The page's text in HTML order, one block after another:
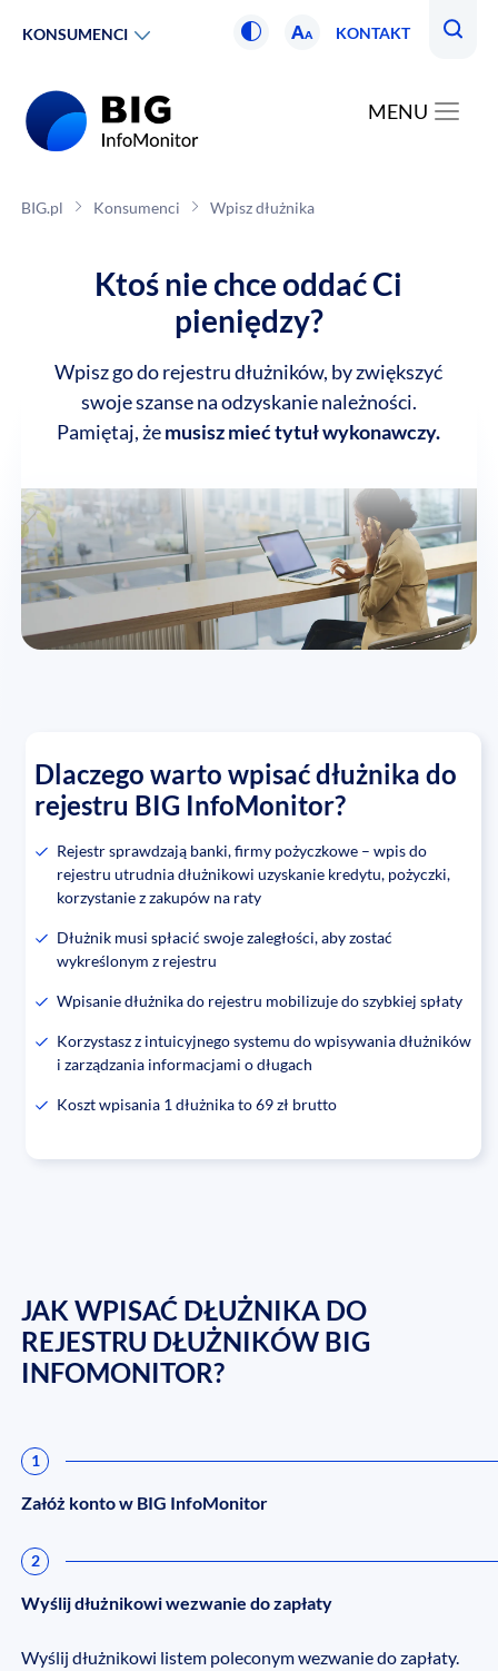
KONSUMENCI AA KONTAKT
MENU
BIG.pl Konsumenci Wpisz dłużnika
Ktoś nie chce oddać Ci
pieniędzy?
Wpisz go do rejestru dłużników, by zwiększyć
swoje szanse na odzyskanie należności.
Pamiętaj, żemusisz mieć tytuł wykonawczy.
Dlaczego warto wpisać dłużnika do
rejestru BIG InfoMonitor?
Rejestr sprawdzają banki, firmy pożyczkowe – wpis do
rejestru utrudnia dłużnikowi uzyskanie kredytu, pożyczki,
korzystanie z zakupów na raty
Dłużnik musi spłacić swoje zaległości, aby zostać
wykreślonym z rejestru
Wpisanie dłużnika do rejestru mobilizuje do szybkiej spłaty
Korzystasz z intuicyjnego systemu do wpisywania dłużników
i zarządzania informacjami o długach
Koszt wpisania 1 dłużnika to 69 zł brutto
JAK WPISAĆ DŁUŻNIKA DO
REJESTRU DŁUŻNIKÓW BIG
INFOMONITOR?
1
Załóż konto w BIG InfoMonitor
2
Wyślij dłużnikowi wezwanie do zapłaty
Wyślij dłużnikowi listem poleconym wezwanie do zapłaty.